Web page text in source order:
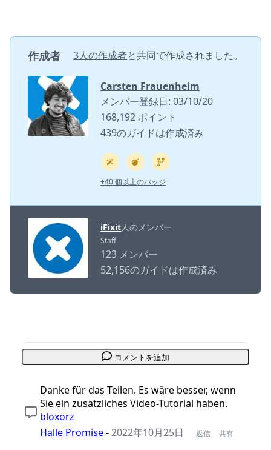
作成者 3人の作成者と共同で作成されました。
Carsten Frauenheim
メンバー登録日: 03/10/20
168,192 ポイント
439のガイドは作成済み
+40 個以上のバッジ
iFixit人のメンバー
Staff
123 メンバー
52,156のガイドは作成済み
コメントを追加
Danke für das Teilen. Es wäre besser, wenn
Sie ein zusätzliches Video-Tutorial haben.
bloxorz
Halle Promise-2022年10月25日 返信 共有